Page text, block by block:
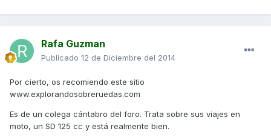
Rafa Guzman
Publicado 12 de Diciembre del 2014
Por cierto, os recomiendo este sitio
www.explorandosobreruedas.com
Es de un colega cántabro del foro. Trata sobre sus viajes en
moto, un SD 125 cc y está realmente bien.